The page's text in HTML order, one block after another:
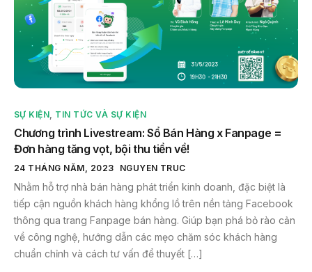
SỰ KIỆN TIN TỨC VÀ SỰ KIỆN
Chương trình Livestream: Sổ Bán Hàng x Fanpage =
Đơn hàng tăng vọt, bội thu tiền về!
24 THÁNG NĂM, 2023 NGUYEN TRUC
Nhằm hỗ trợ nhà bán hàng phát triển kinh doanh, đặc biệt là
tiếp cận nguồn khách hàng khổng lồ trên nền tảng Facebook
thông qua trang Fanpage bán hàng. Giúp bạn phá bỏ rào cản
về công nghệ, hướng dẫn các mẹo chăm sóc khách hàng
chuẩn chỉnh và cách tư vấn để thuyết […]